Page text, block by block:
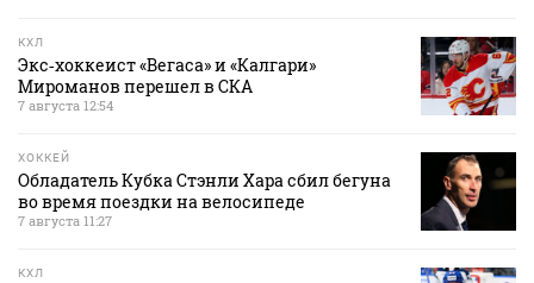
КХЛ
Экс‑хоккеист «Вегаса» и «Калгари»
Мироманов перешел в СКА
7 августа 12:54
ХОККЕЙ
Обладатель Кубка Стэнли Хара сбил бегуна
во время поездки на велосипеде
7 августа 11:27
КХЛ